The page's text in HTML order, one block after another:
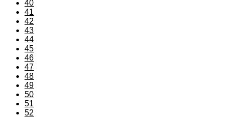
40
41
42
43
44
45
46
47
48
49
50
51
52